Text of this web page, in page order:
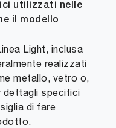
utilizzati nelle
il modello
Light, inclusa
realizzati
metallo, vetro o,
dettagli specifici
di fare